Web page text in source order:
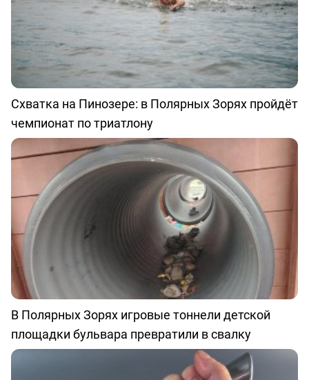
Схватка на Пинозере: в Полярных Зорях пройдёт
чемпионат по триатлону
В Полярных Зорях игровые тоннели детской
площадки бульвара превратили в свалку